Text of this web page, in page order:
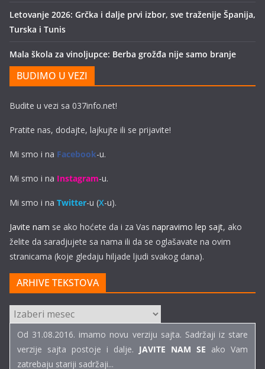
Letovanje 2026: Grčka i dalje prvi izbor, sve traženije Španija,
Turska i Tunis
Mala škola za vinoljupce: Berba grožđa nije samo branje
BUDIMO U VEZI
Budite u vezi sa 037info.net!
Pratite nas, dodajte, lajkujte ili se prijavite!
Mi smo i na Facebook-u.
Mi smo i na Instagram-u.
Mi smo i na Twitter-u (X-u).
Javite nam se ako hoćete da i za Vas napravimo lep sajt, ako
želite da saradjujete sa nama ili da se oglašavate na ovim
stranicama (koje gledaju hiljade ljudi svakog dana).
ARHIVE TEKSTOVA
ARHIVE
TEKSTOVA
Od 31.08.2016. imamo novu verziju sajta. Sadržaji iz stare
verzije sajta postoje i dalje. JAVITE NAM SE ako Vam
zatrebaju stariji sadržaji...